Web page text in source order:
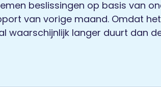
beslissingen op basis van
van vorige maand. Omdat
waarschijnlijk langer duurt dan